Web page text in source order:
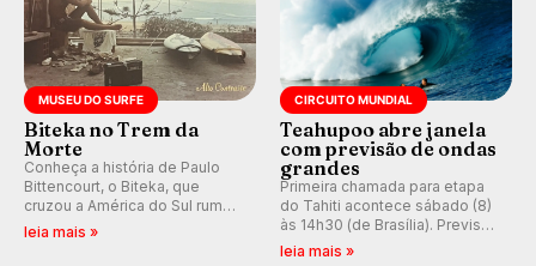
MUSEU DO SURFE
Biteka no Trem da
Morte
Conheça a história de Paulo
Bittencourt, o Biteka, que
cruzou a América do Sul rumo
ao Pacífico em uma jornada
leia mais »
CIRCUITO MUNDIAL
Teahupoo abre janela
com previsão de ondas
grandes
Primeira chamada para etapa
do Tahiti acontece sábado (8)
às 14h30 (de Brasília). Previsão
indica swell consistente.
leia mais »